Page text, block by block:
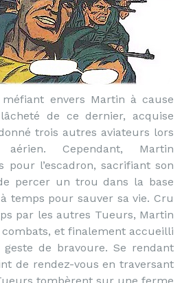
méfiant envers Martin à cause
de ce dernier, acquise
trois autres aviateurs lors
aérien. Cependant, Martin
pour l’escadron, sacrifiant son
percer un trou dans la base
temps pour sauver sa vie. Cru
par les autres Tueurs, Martin
et finalement accueilli
de bravoure. Se rendant
de rendez-vous en traversant